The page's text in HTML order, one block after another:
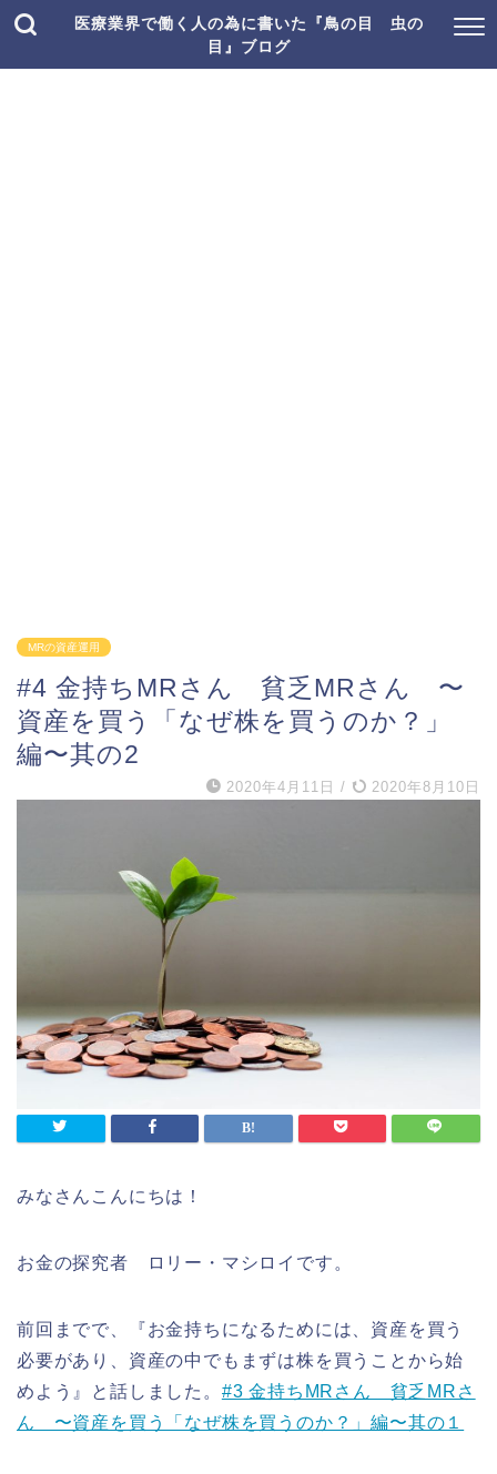
医療業界で働く人の為に書いた『鳥の目 虫の
目』ブログ
MRの資産運用
#4 金持ちMRさん 貧乏MRさん 〜
資産を買う「なぜ株を買うのか？」
編〜其の2
2020年4月11日 / 2020年8月10日
みなさんこんにちは！
お金の探究者 ロリー・マシロイです。
前回までで、『お金持ちになるためには、資産を買う
必要があり、資産の中でもまずは株を買うことから始
めよう』と話しました。 #3 金持ちMRさん 貧乏MRさ
ん 〜資産を買う「なぜ株を買うのか？」編〜其の１